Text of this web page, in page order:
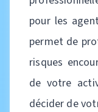
pour les
permet de
risques
de votre
décider de